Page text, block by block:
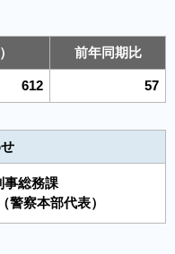
前年同期比
612 57
総務課
警察本部代表）